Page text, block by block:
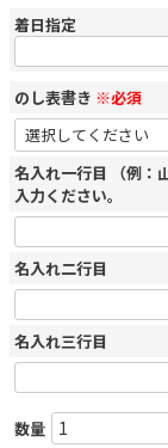
着日指定
のし表書き ※必須
名入れ一行目 （例
入力ください。
名入れ二行目
名入れ三行目